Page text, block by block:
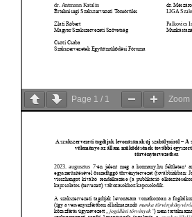
Page 1 / 1 Zoom